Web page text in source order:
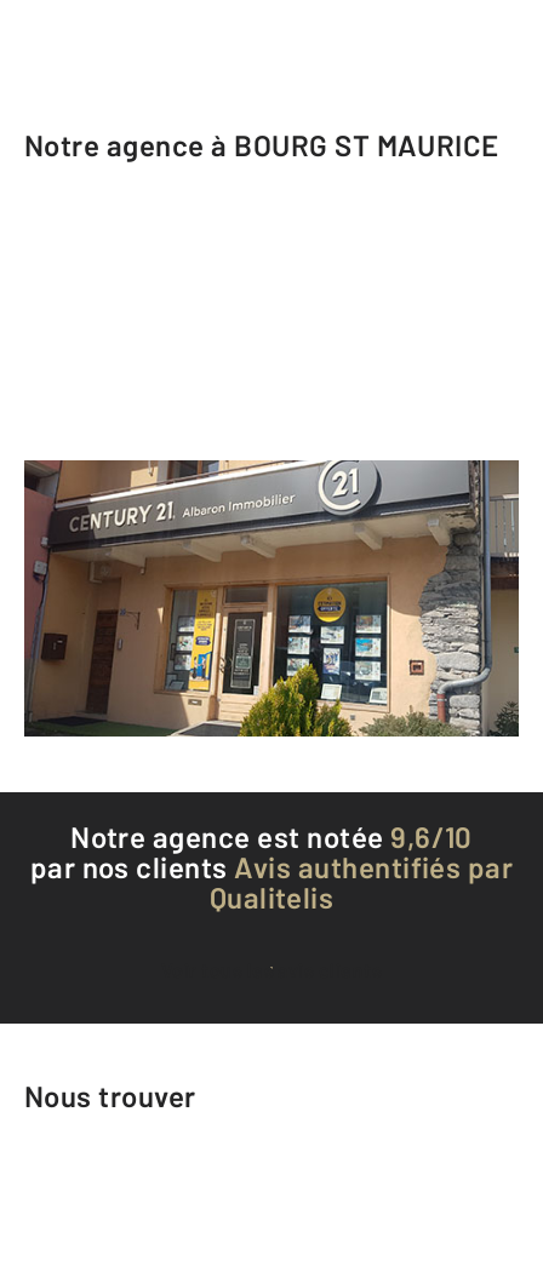
Notre agence à BOURG ST MAURICE
CENTURY 21 Albaron Immobilier
23 place de la Poste
BOURG ST MAURICE - 73700
Envoyer un message
Téléphoner à l'agence
Notre agence est notée 9,6/10
par nos clients Avis authentifiés par
Qualitelis
Voir tous les avis clients
Nous trouver